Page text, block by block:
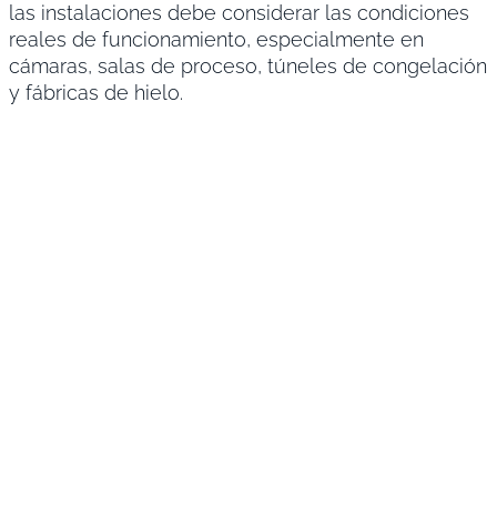
las instalaciones debe considerar las condiciones
reales de funcionamiento, especialmente en
cámaras, salas de proceso, túneles de congelación
y fábricas de hielo.